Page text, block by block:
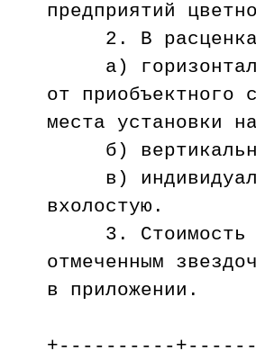
предприятий
2. В расценках
а)
от приобъектного
места установки
б)
в)
вхолостую.
3. Стоимость
отмеченным
в приложении.
+----------